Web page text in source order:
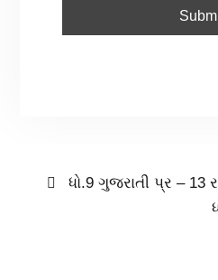
ધો.9 ગુજરાતી પ્ર – 13